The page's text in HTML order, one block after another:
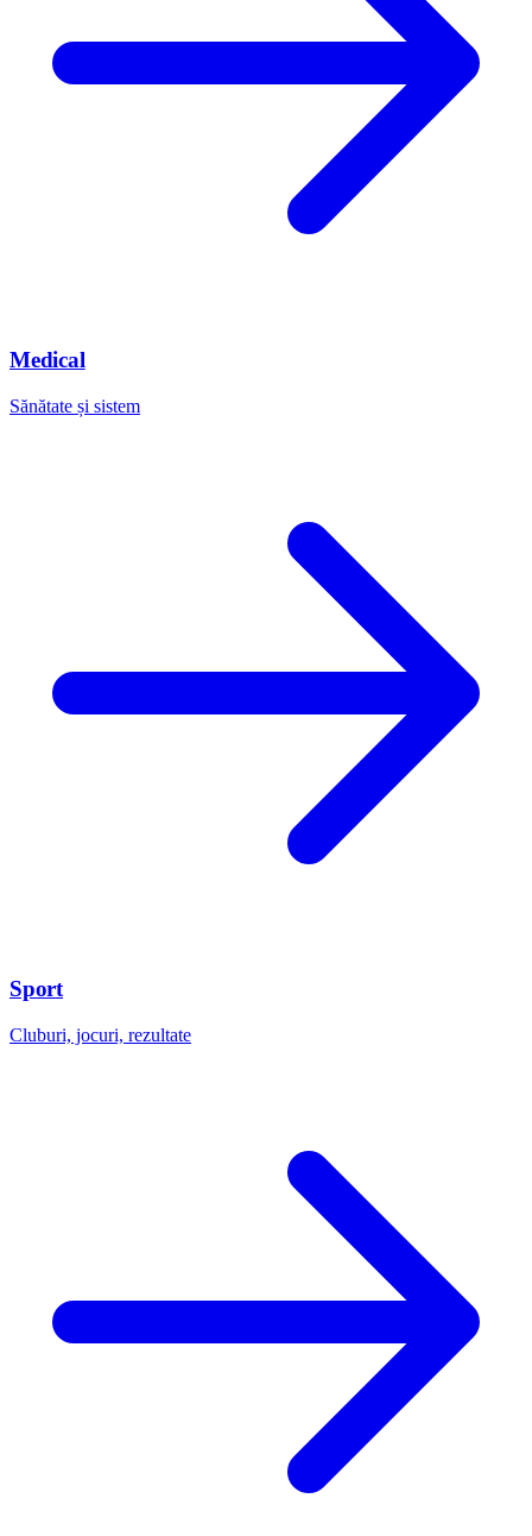
Medical
Sănătate și sistem
Sport
Cluburi, jocuri, rezultate